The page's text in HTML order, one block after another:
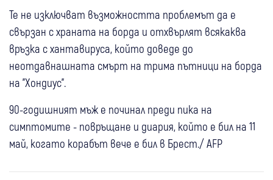
Те не изключват възможността проблемът да е
свързан с храната на борда и отхвърлят всякаква
връзка с хантавируса, който доведе до
неотдавнашната смърт на трима пътници на борда
на "Хондиус".
90-годишният мъж е починал преди пика на
симптомите - повръщане и диария, който е бил на 11
май, когато корабът вече е бил в Брест./ AFP